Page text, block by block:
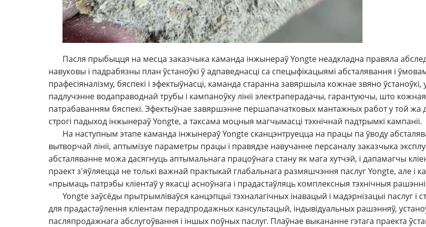
Пасля прыбыцця на месца заказчыка каманда інжынераў Yongte неадкладна правяла
навуковы і падрабязны план ўстаноўкі ў адпаведнасці са спецыфікацыямі абсталявання і
прафесіяналізму, бяспекі і эфектыўнасці, каманда старанна завяршыла кожнае звяно
падлучэнне водаправоднай трубы і кампаноўку лініі электраперадачы, гарантуючы, што
патрабаванням бяспекі. Эфектыўнае завяршэнне першапачатковых мантажных работ у той жа
строгі падыход інжынераў Yongte, а таксама моцныя магчымасці тэхнічнай падтрымкі кампаніі.
На наступным этапе каманда інжынераў Yongte сканцэнтруецца на працы па ўводу
вытворчай лініі, аптымізуе параметры працы і правядзе навучанне персаналу заказчыка
абсталяванне можа дасягнуць аптымальнага працоўнага стану як мага хутчэй, і дапамагчы
праект з'яўляецца не толькі важнай практыкай глабальнага размяшчэння паслуг Yongte, але і
«прымаць патрэбы кліентаў у якасці асноўнага і прадастаўляць комплексныя тэхнічныя
Yongte заўсёды прытрымліваўся канцэпцыі тэхналагічных інавацый і мадэрнізацыі паслуг
для прадастаўлення кліентам перадпродажных кансультацый, індывідуальных рашэнняў,
пасляпродажнага абслугоўвання і іншых поўных паслуг. Плаўнае выкананне гэтага праекта